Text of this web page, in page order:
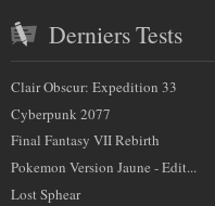
Derniers Tests
Clair Obscur: Expedition 33
Cyberpunk 2077
Final Fantasy VII Rebirth
Pokemon Version Jaune - Edit...
Lost Sphear